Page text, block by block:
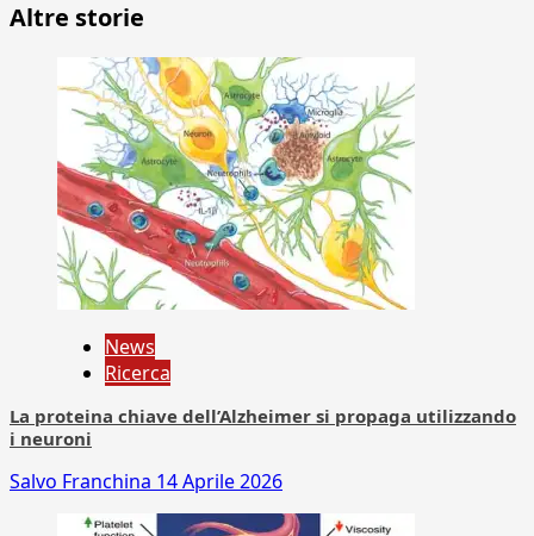
Altre storie
News
Ricerca
La proteina chiave dell’Alzheimer si propaga utilizzando
i neuroni
Salvo Franchina 14 Aprile 2026